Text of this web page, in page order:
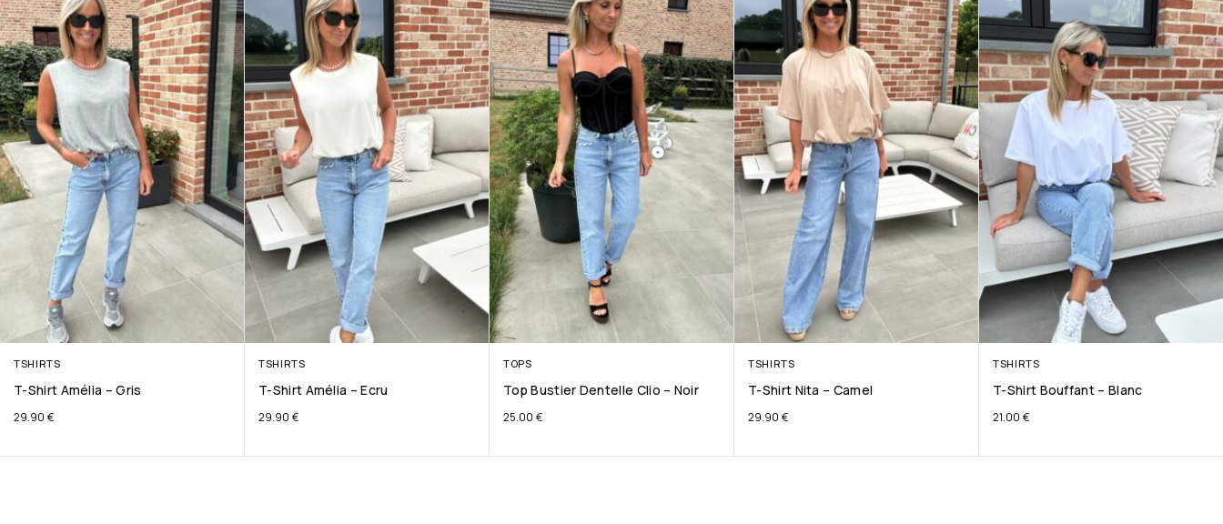
TSHIRTS
T-Shirt Amélia – Gris
29.90 €
TSHIRTS
T-Shirt Amélia – Ecru
29.90 €
TOPS
Top Bustier Dentelle Clio – Noir
25.00 €
TSHIRTS
T-Shirt Nita – Camel
29.90 €
TSHIRTS
T-Shirt Bouffant – Blanc
21.00 €